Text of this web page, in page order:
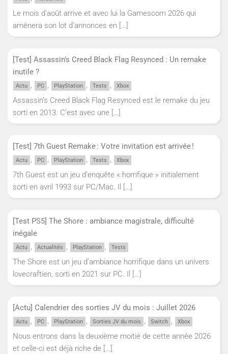
Le mois d’août arrive et avec lui la Gamescom 2026 qui
amènera son lot d’annonces en […]
[Test] Assassin’s Creed Black Flag Resynced : Un remake
inutile ?
Actu PC PlayStation Tests Xbox
Assassin’s Creed Black Flag Resynced est le remake du jeu
sorti en 2013. C’est avec une […]
[Test] 7th Guest Remake : Votre invitation est arrivée !
Actu , PC , PlayStation , Tests , Xbox
7th Guest est un jeu d’enquête « horrifique » initialement
sorti en avril 1993 sur PC/Mac. Il […]
[Test PS5] The Shore : ambiance magistrale, difficulté
inégale
Actu Actualités PlayStation Tests
The Shore est un jeu d’ambiance horrifique dans un univers
lovecraftien, sorti en 2021 sur PC. Il […]
[Actu] Calendrier des sorties JV du mois : Juillet 2026
Actu , PC , PlayStation , Sorties JV du mois , Switch , Xbox
Nous entrons dans la deuxième moitié de cette année 2026
et celle-ci est déjà riche de […]